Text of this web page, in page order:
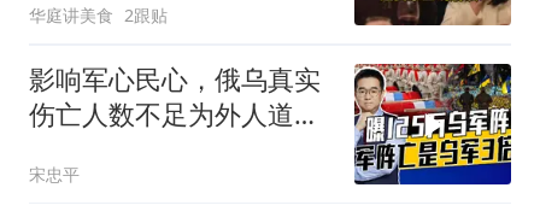
华庭讲美食 2跟贴
影响军心民心，俄乌真实
伤亡人数不足为外人道，
宋忠平